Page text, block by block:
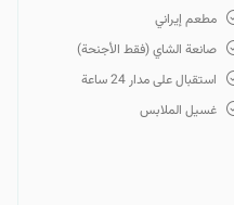
مطعم إيراني
صانعة الشاي (فقط الأجنحة)
استقبال على مدار 24 ساعة
غسيل الملابس